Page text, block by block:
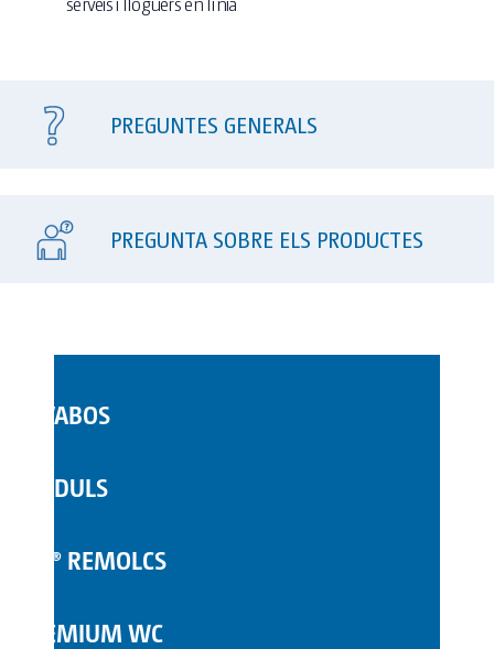
Serveis Complementaris
Cadenat
PREGUNTES GENERALS
PREGUNTA SOBRE ELS PRODUCTES
LAVABOS
MÒDULS
TOI® REMOLCS
PREMIUM WC